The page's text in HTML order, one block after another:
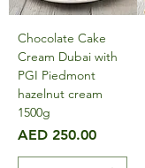
Chocolate Cake
Cream Dubai with
PGI Piedmont
hazelnut cream
1500g
मूल्य
AED 250.00